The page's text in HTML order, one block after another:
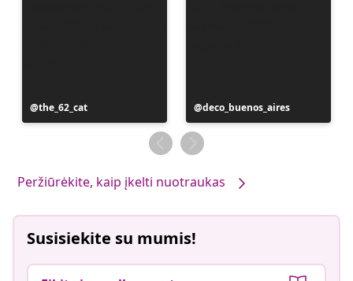
Įrašą
paskelbė
the_62_cat
Įrašą
paskelbė
deco_buenos_aires
Peržiūrėkite, kaip įkelti nuotraukas
Susisiekite su mumis!